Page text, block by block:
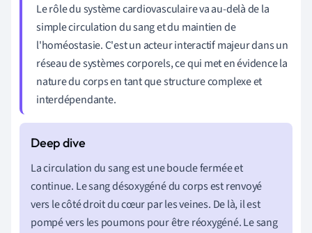
Le rôle du système cardiovasculaire va au-delà de la
simple circulation du sang et du maintien de
l'homéostasie. C'est un acteur interactif majeur dans un
réseau de systèmes corporels, ce qui met en évidence la
nature du corps en tant que structure complexe et
interdépendante.
La circulation du sang est une boucle fermée et
continue. Le sang désoxygéné du corps est renvoyé
vers le côté droit du cœur par les veines. De là, il est
pompé vers les poumons pour être réoxygéné. Le sang